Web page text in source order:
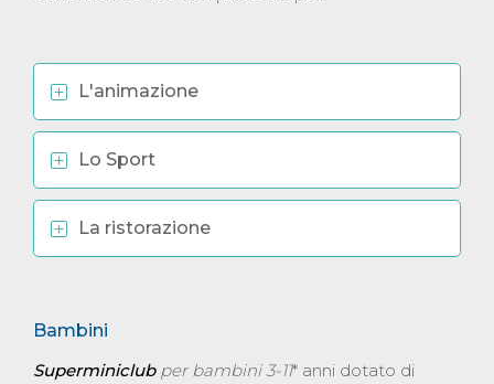
L'animazione
Lo Sport
La ristorazione
Bambini
Superminiclubper bambini 3-11* anni dotato di